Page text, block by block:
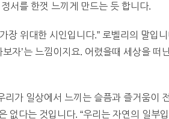
서를 한껏 느끼게 만드는 듯 합니다.
위대한 시인입니다.” 로벨리의 말입
자’는 느낌이지요. 어렸을때 세상을 떠
가 일상에서 느끼는 슬픔과 즐거움이
없다는 것입니다. “우리는 자연의 일부